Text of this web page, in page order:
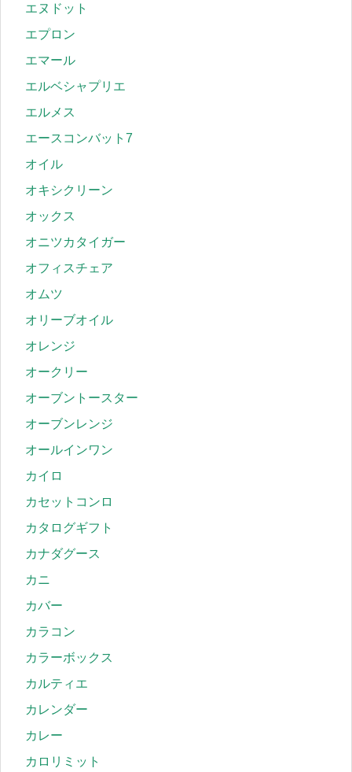
エヌドット
エプロン
エマール
エルベシャプリエ
エルメス
エースコンバット7
オイル
オキシクリーン
オックス
オニツカタイガー
オフィスチェア
オムツ
オリーブオイル
オレンジ
オークリー
オーブントースター
オーブンレンジ
オールインワン
カイロ
カセットコンロ
カタログギフト
カナダグース
カニ
カバー
カラコン
カラーボックス
カルティエ
カレンダー
カレー
カロリミット